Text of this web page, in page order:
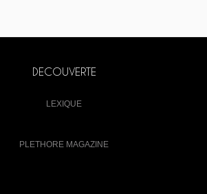
DECOUVERTE
LEXIQUE
PLETHORE MAGAZINE